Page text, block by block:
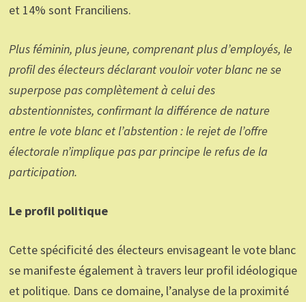
et 14% sont Franciliens.
Plus féminin, plus jeune, comprenant plus d’employés, le
profil des électeurs déclarant vouloir voter blanc ne se
superpose pas complètement à celui des
abstentionnistes, confirmant la différence de nature
entre le vote blanc et l’abstention : le rejet de l’offre
électorale n’implique pas par principe le refus de la
participation.
Le profil politique
Cette spécificité des électeurs envisageant le vote blanc
se manifeste également à travers leur profil idéologique
et politique. Dans ce domaine, l’analyse de la proximité